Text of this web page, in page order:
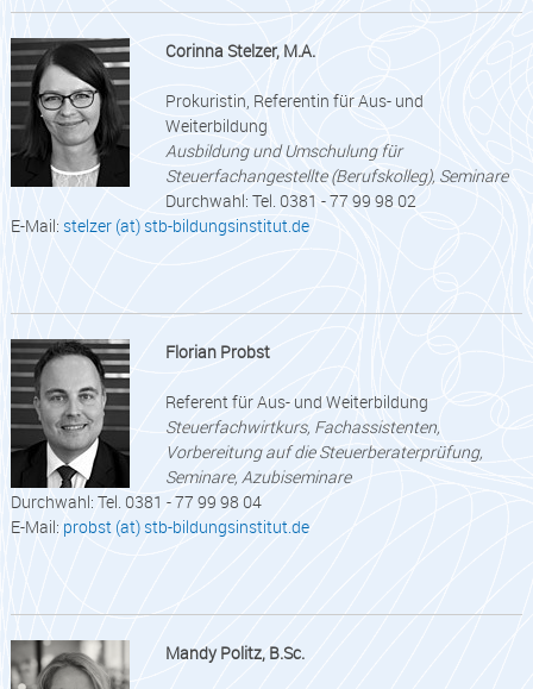
Corinna Stelzer, M.A.
Prokuristin, Referentin für Aus- und
Weiterbildung
Ausbildung und Umschulung für
Steuerfachangestellte (Berufskolleg), Seminare
Durchwahl: Tel. 0381 - 77 99 98 02
E-Mail: stelzer (at) stb-bildungsinstitut.de
Florian Probst
Referent für Aus- und Weiterbildung
Steuerfachwirtkurs, Fachassistenten,
Vorbereitung auf die Steuerberaterprüfung,
Seminare, Azubiseminare
Durchwahl: Tel. 0381 - 77 99 98 04
E-Mail: probst (at) stb-bildungsinstitut.de
Mandy Politz, B.Sc.